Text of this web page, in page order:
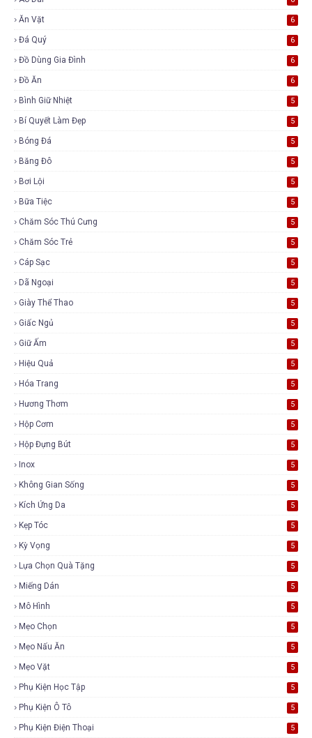
Ăn Vặt 6
Đá Quý 6
Đồ Dùng Gia Đình 6
Đồ Ăn 6
Bình Giữ Nhiệt 5
Bí Quyết Làm Đẹp 5
Bóng Đá 5
Băng Đô 5
Bơi Lội 5
Bữa Tiệc 5
Chăm Sóc Thú Cưng 5
Chăm Sóc Trẻ 5
Cáp Sạc 5
Dã Ngoại 5
Giày Thể Thao 5
Giấc Ngủ 5
Giữ Ấm 5
Hiệu Quả 5
Hóa Trang 5
Hương Thơm 5
Hộp Cơm 5
Hộp Đựng Bút 5
Inox 5
Không Gian Sống 5
Kích Ứng Da 5
Kẹp Tóc 5
Kỳ Vọng 5
Lựa Chọn Quà Tặng 5
Miếng Dán 5
Mô Hình 5
Mẹo Chọn 5
Mẹo Nấu Ăn 5
Mẹo Vặt 5
Phụ Kiện Học Tập 5
Phụ Kiện Ô Tô 5
Phụ Kiện Điện Thoại 5